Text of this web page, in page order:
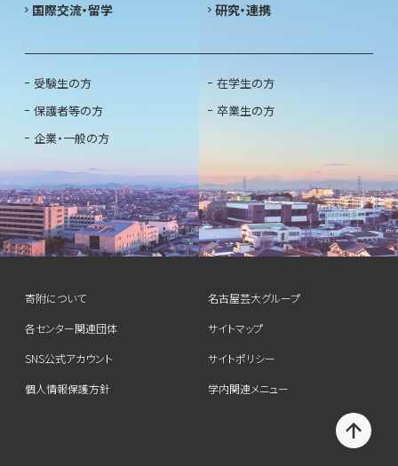
国際交流・留学
研究・連携
受験生の方
在学生の方
保護者等の方
卒業生の方
企業・一般の方
寄附について
名古屋芸大グループ
各センター関連団体
サイトマップ
SNS公式アカウント
サイトポリシー
個人情報保護方針
学内関連メニュー
O